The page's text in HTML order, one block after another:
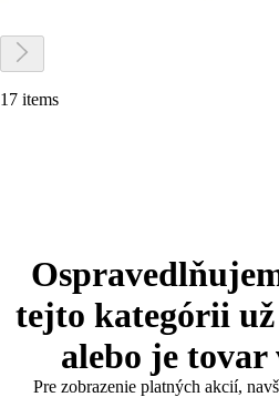
17 items
tejto kategórii
alebo je tovar
Pre zobrazenie platných akcií,